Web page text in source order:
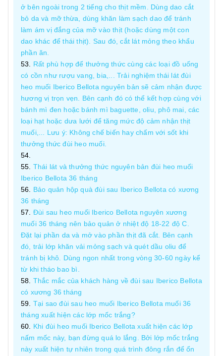
ở bên ngoài trong 2 tiếng cho thịt mềm. Dùng dao cắt
bỏ da và mỡ thừa, dùng khăn làm sạch dao để tránh
làm ám vị đắng của mỡ vào thịt (hoặc dùng một con
dao khác để thái thịt). Sau đó, cắt lát mỏng theo khẩu
phần ăn.
Rất phù hợp để thưởng thức cùng các loại đồ uống
có cồn như rượu vang, bia,... Trải nghiệm thái lát đùi
heo muối Iberico Bellota nguyên bản sẽ cảm nhận được
hương vị trọn vẹn. Bên cạnh đó có thể kết hợp cùng với
bánh mì đen hoặc bánh mì baguette, oliu, phô mai, các
loại hạt hoặc dưa lưới để tăng mức độ cảm nhận thịt
muối,... Lưu ý: Không chế biến hay chấm với sốt khi
thưởng thức đùi heo muối.
Thái lát và thưởng thức nguyên bản đùi heo muối
Iberico Bellota 36 tháng
Bảo quản hộp quà đùi sau Iberico Bellota có xương
36 tháng
Đùi sau heo muối Iberico Bellota nguyên xương
muối 36 tháng nên bảo quản ở nhiệt độ 18-22 độ C.
Đặt lại phần da và mở vào phần thịt đã cắt. Bên cạnh
đó, trải lớp khăn vải mỏng sạch và quét dầu oliu để
tránh bị khô. Dùng ngon nhất trong vòng 30-60 ngày kể
từ khi tháo bao bì.
Thắc mắc của khách hàng về đùi sau Iberico Bellota
có xương 36 tháng
Tại sao đùi sau heo muối Iberico Bellota muối 36
tháng xuất hiện các lớp mốc trắng?
Khi đùi heo muối Iberico Bellota xuất hiện các lớp
nấm mốc này, bạn đừng quá lo lắng. Bởi lớp mốc trắng
này xuất hiện tự nhiên trong quá trình đông rắn để ổn